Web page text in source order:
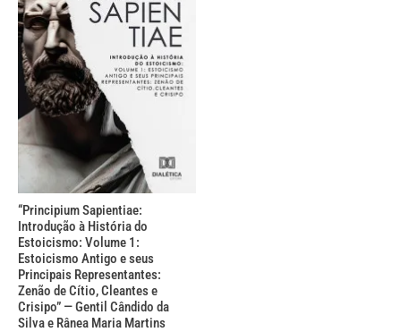
“Principium Sapientiae:
Introdução à História do
Estoicismo: Volume 1:
Estoicismo Antigo e seus
Principais Representantes:
Zenão de Cítio, Cleantes e
Crisipo” — Gentil Cândido da
Silva e Rânea Maria Martins